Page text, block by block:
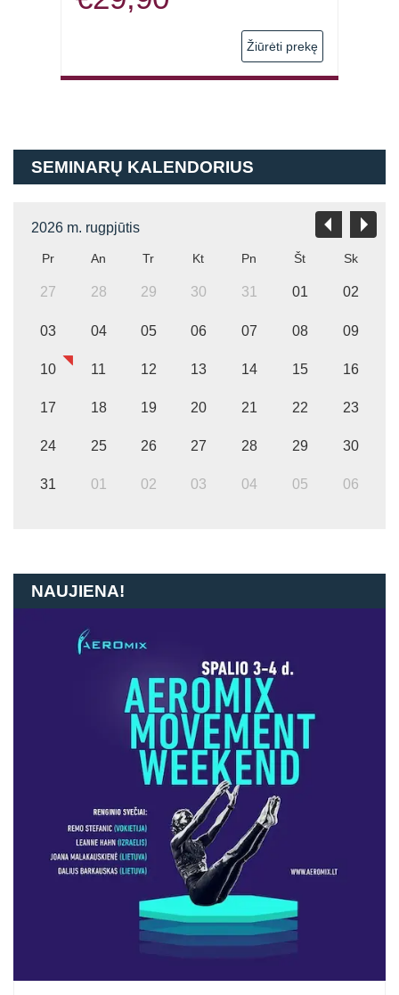
Žiūrėti prekę
SEMINARŲ KALENDORIUS
2026 m. rugpjūtis
Pr An Tr Kt Pn Št Sk
27 28 29 30 31 01 02
03 04 05 06 07 08 09
10 11 12 13 14 15 16
17 18 19 20 21 22 23
24 25 26 27 28 29 30
31 01 02 03 04 05 06
NAUJIENA!